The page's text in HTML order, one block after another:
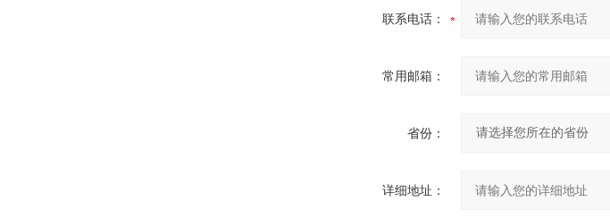
联系电话：
常用邮箱：
省份：
详细地址：